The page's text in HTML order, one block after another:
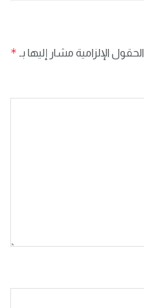
الحقول الإلزامية مشار إليها بـ *